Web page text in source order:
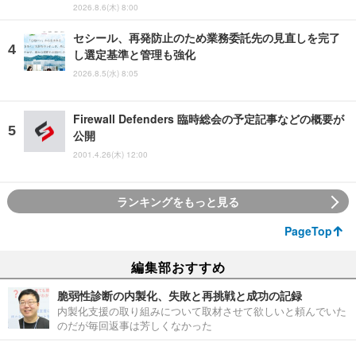
2026.8.6(木) 8:00
セシール、再発防止のため業務委託先の見直しを完了
し選定基準と管理も強化
2026.8.5(水) 8:05
Firewall Defenders 臨時総会の予定記事などの概要が
公開
2001.4.26(木) 12:00
ランキングをもっと見る
PageTop
編集部おすすめ
脆弱性診断の内製化、失敗と再挑戦と成功の記録
内製化支援の取り組みについて取材させて欲しいと頼んでいた
のだが毎回返事は芳しくなかった